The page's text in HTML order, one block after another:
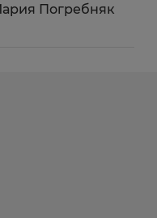
Погребняк